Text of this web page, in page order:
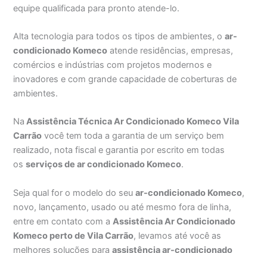
equipe qualificada para pronto atende-lo.
Alta tecnologia para todos os tipos de ambientes, oar-
condicionado Komeco atende residências, empresas,
comércios e indústrias com projetos modernos e
inovadores e com grande capacidade de coberturas de
ambientes.
Na Assistência Técnica Ar Condicionado Komeco Vila
Carrão você tem toda a garantia de um serviço bem
realizado, nota fiscal e garantia por escrito em todas
osserviços de ar condicionado Komeco.
Seja qual for o modelo do seuar-condicionado Komeco,
novo, lançamento, usado ou até mesmo fora de linha,
entre em contato com a Assistência Ar Condicionado
Komeco perto de Vila Carrão, levamos até você as
melhores soluções paraassistência ar-condicionado